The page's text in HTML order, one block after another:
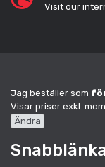
Visit our
Jag beställer som
Visar priser exkl.
Ändra